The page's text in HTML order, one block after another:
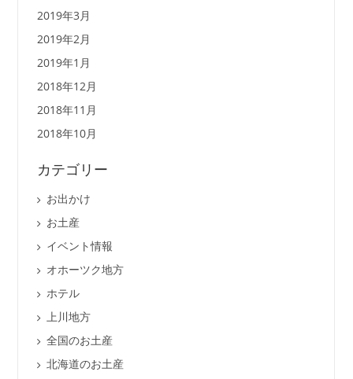
2019年3月
2019年2月
2019年1月
2018年12月
2018年11月
2018年10月
カテゴリー
お出かけ
お土産
イベント情報
オホーツク地方
ホテル
上川地方
全国のお土産
北海道のお土産